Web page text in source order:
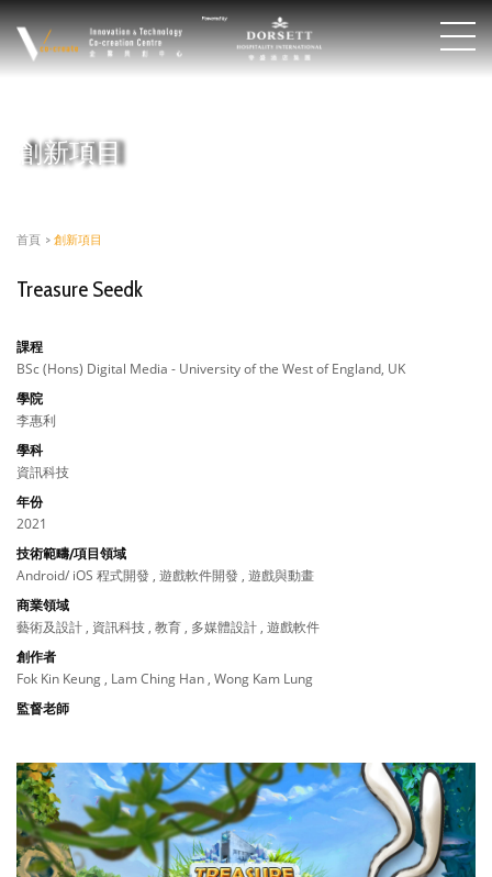
創新項目
首頁 > 創新項目
Treasure Seedk
課程
BSc (Hons) Digital Media - University of the West of England, UK
學院
李惠利
學科
資訊科技
年份
2021
技術範疇/項目領域
Android/ iOS 程式開發 , 遊戲軟件開發 , 遊戲與動畫
商業領域
藝術及設計 , 資訊科技 , 教育 , 多媒體設計 , 遊戲軟件
創作者
Fok Kin Keung , Lam Ching Han , Wong Kam Lung
監督老師